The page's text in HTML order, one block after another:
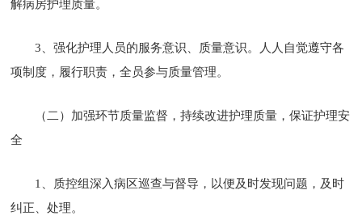
解病房护理质量。
3、强化护理人员的服务意识、质量意识。人人自觉遵守各
项制度，履行职责，全员参与质量管理。
（二）加强环节质量监督，持续改进护理质量，保证护理安
全
1、质控组深入病区巡查与督导，以便及时发现问题，及时
纠正、处理。